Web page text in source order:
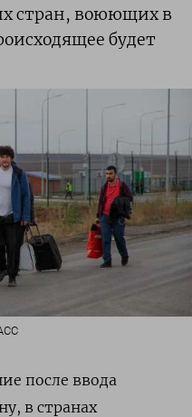
стран, воюющих в
будет
после ввода
в странах